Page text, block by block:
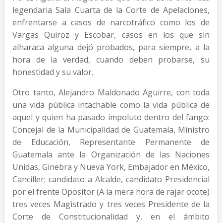
legendaria Sala Cuarta de la Corte de Apelaciones,
enfrentarse a casos de narcotráfico como los de
Vargas Quiroz y Escobar, casos en los que sin
alharaca alguna dejó probados, para siempre, a la
hora de la verdad, cuando deben probarse, su
honestidad y su valor.
Otro tanto, Alejandro Maldonado Aguirre, con toda
una vida pública intachable como la vida pública de
aquel y quien ha pasado impoluto dentro del fango:
Concejal de la Municipalidad de Guatemala, Ministro
de Educación, Representante Permanente de
Guatemala ante la Organización de las Naciones
Unidas, Ginebra y Nueva York, Embajador en México,
Canciller; candidato a Alcalde, candidato Presidencial
por el frente Opositor (A la mera hora de rajar ocote)
tres veces Magistrado y tres veces Presidente de la
Corte de Constitucionalidad y, en el ámbito